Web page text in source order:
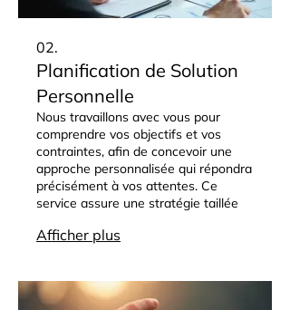
02.
Planification de Solution
Personnelle
Nous travaillons avec vous pour
comprendre vos objectifs et vos
contraintes, afin de concevoir une
approche personnalisée qui répondra
précisément à vos attentes. Ce
service assure une stratégie taillée
Afficher plus